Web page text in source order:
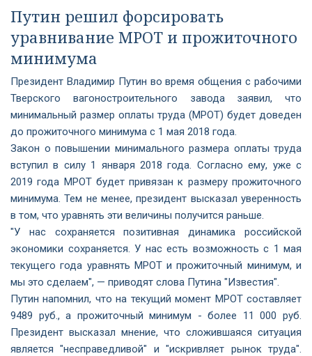
Путин решил форсировать
уравнивание МРОТ и прожиточного
минимума
Президент Владимир Путин во время общения с рабочими
Тверского вагоностроительного завода заявил, что
минимальный размер оплаты труда (МРОТ) будет доведен
до прожиточного минимума с 1 мая 2018 года.
Закон о повышении минимального размера оплаты труда
вступил в силу 1 января 2018 года. Согласно ему, уже с
2019 года МРОТ будет привязан к размеру прожиточного
минимума. Тем не менее, президент высказал уверенность
в том, что уравнять эти величины получится раньше.
"У нас сохраняется позитивная динамика российской
экономики сохраняется. У нас есть возможность с 1 мая
текущего года уравнять МРОТ и прожиточный минимум, и
мы это сделаем", — приводят слова Путина "Известия".
Путин напомнил, что на текущий момент МРОТ составляет
9489 руб., а прожиточный минимум - более 11 000 руб.
Президент высказал мнение, что сложившаяся ситуация
является "несправедливой" и "искривляет рынок труда".